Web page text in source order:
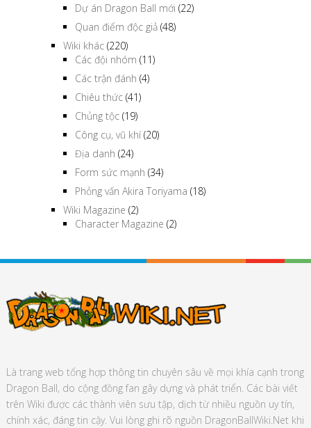
Dự án Dragon Ball mới (22)
Quan điểm độc giả (48)
Wiki khác (220)
Các đội nhóm (11)
Các trận đánh (4)
Chiêu thức (41)
Chủng tộc (19)
Công cụ, vũ khí(20)
Địa danh (24)
Form sức mạnh (34)
Phỏng vấn Akira Toriyama (18)
Wiki Magazine (2)
Character Magazine (2)
Là trang web tổng hợp thông tin chuyên sâu về mọi khía cạnh trong
Dragon Ball, do cộng đồng fan gây dựng và phát triển. Các bài viết
trên Wiki được các thành viên sưu tập, dịch từ nhiều nguồn uy tín,
chính xác, đáng tin cậy. Vui lòng ghi rõ nguồn DragonBallWiki.Net khi